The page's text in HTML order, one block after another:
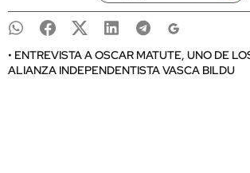
• ENTREVISTA A OSCAR MATUTE, UNO DE
ALIANZA INDEPENDENTISTA VASCA BILDU